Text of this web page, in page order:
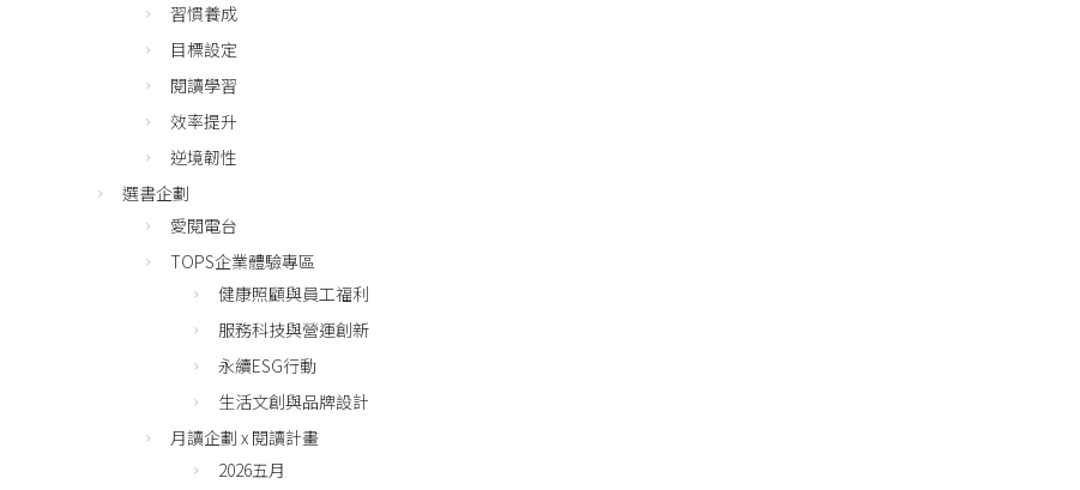
習慣養成
目標設定
閱讀學習
效率提升
逆境韌性
選書企劃
愛閱電台
TOPS企業體驗專區
健康照顧與員工福利
服務科技與營運創新
永續ESG行動
生活文創與品牌設計
月讀企劃 x 閱讀計畫
2026五月